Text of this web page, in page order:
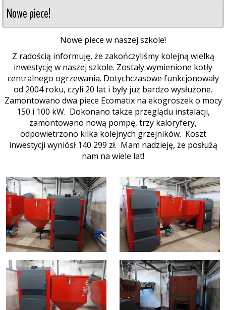
Nowe piece!
Nowe piece w naszej szkole!
Z radością informuję, że zakończyliśmy kolejną wielką
inwestycję w naszej szkole. Zostały wymienione kotły
centralnego ogrzewania. Dotychczasowe funkcjonowały
od 2004 roku, czyli 20 lat i były już bardzo wysłużone.
Zamontowano dwa piece Ecomatix na ekogroszek o mocy
150 i 100 kW. Dokonano także przeglądu instalacji,
zamontowano nową pompę, trzy kaloryfery,
odpowietrzono kilka kolejnych grzejników. Koszt
inwestycji wyniósł 140 299 zł. Mam nadzieję, że posłużą
nam na wiele lat!